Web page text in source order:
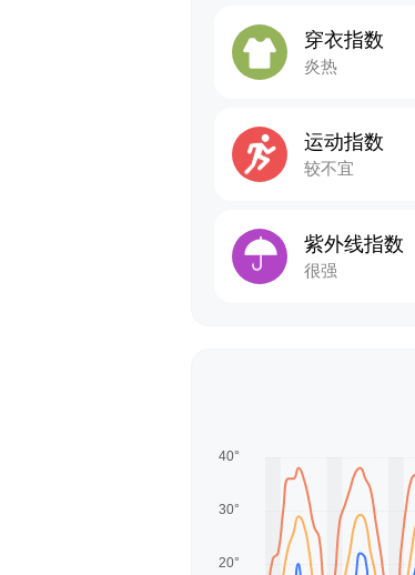
穿衣指数
炎热
运动指数
较不宜
紫外线指数
很强